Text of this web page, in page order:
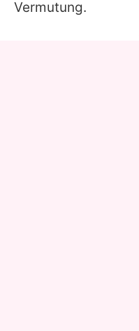
Vermutung.